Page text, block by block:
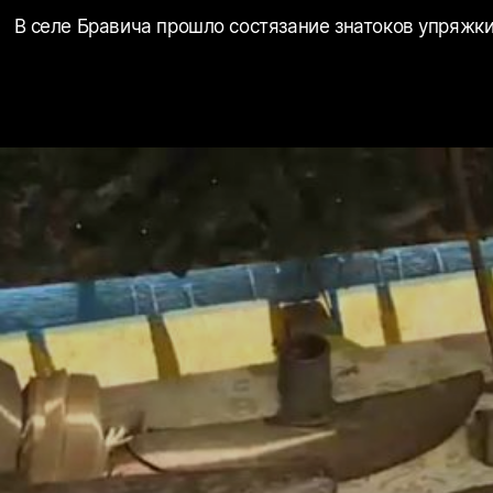
В селе Бравича прошло состязание знатоков